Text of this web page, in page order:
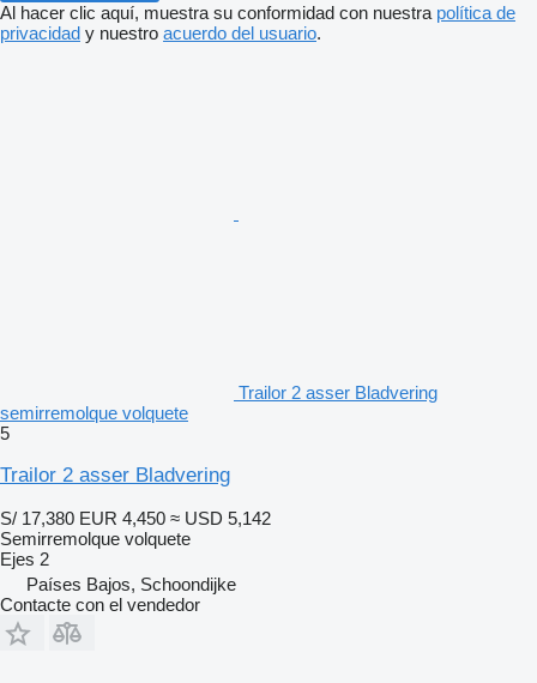
Al hacer clic aquí, muestra su conformidad con nuestra política de
privacidad y nuestro acuerdo del usuario.
Trailor 2 asser Bladvering
semirremolque volquete
5
Trailor 2 asser Bladvering
S/ 17,380 EUR 4,450 ≈ USD 5,142
Semirremolque volquete
Ejes 2
Países Bajos, Schoondijke
Contacte con el vendedor